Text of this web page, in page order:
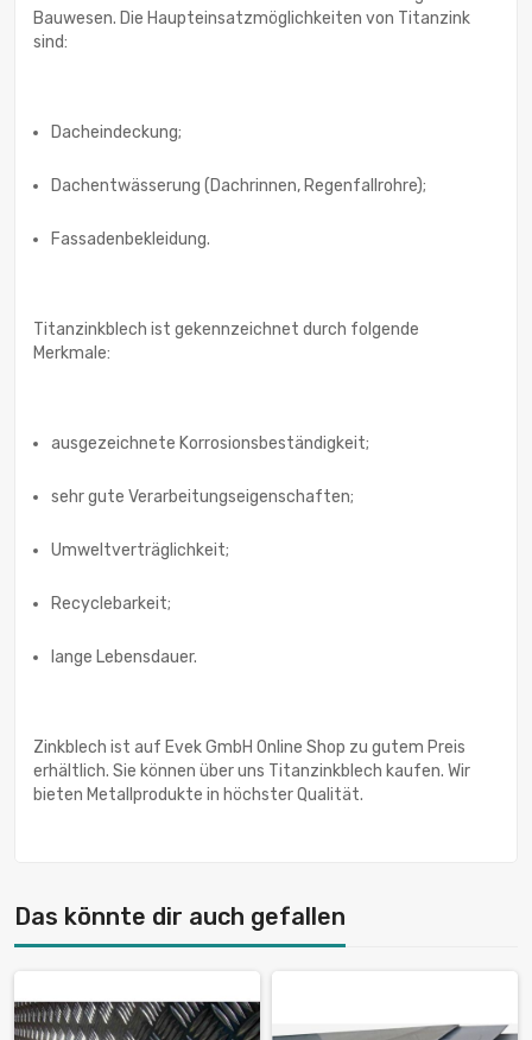
Bauwesen. Die Haupteinsatzmöglichkeiten von Titanzink
sind:
Dacheindeckung;
Dachentwässerung (Dachrinnen, Regenfallrohre);
Fassadenbekleidung.
Titanzinkblech ist gekennzeichnet durch folgende
Merkmale:
ausgezeichnete Korrosionsbeständigkeit;
sehr gute Verarbeitungseigenschaften;
Umweltverträglichkeit;
Recyclebarkeit;
lange Lebensdauer.
Zinkblech ist auf Evek GmbH Online Shop zu gutem Preis
erhältlich. Sie können über uns Titanzinkblech kaufen. Wir
bieten Metallprodukte in höchster Qualität.
Das könnte dir auch gefallen